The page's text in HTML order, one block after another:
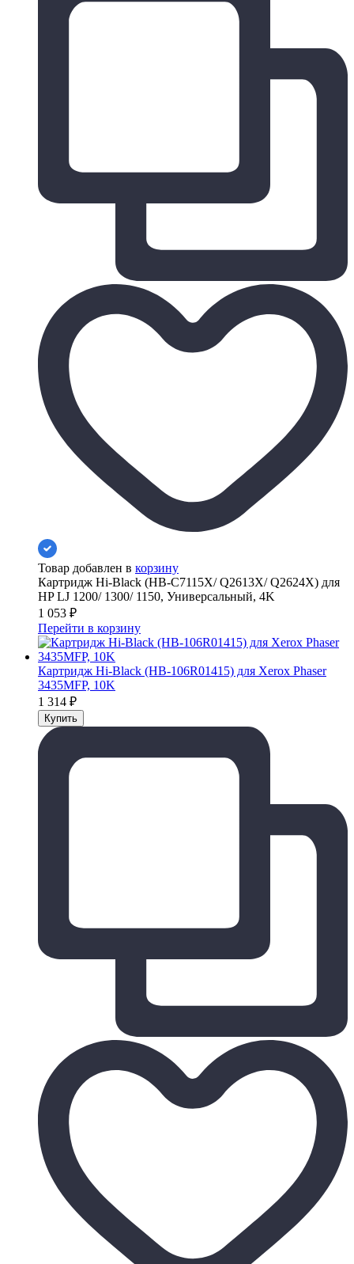
Товар добавлен в корзину
Картридж Hi-Black (HB-C7115X/ Q2613X/ Q2624X) для
HP LJ 1200/ 1300/ 1150, Универсальный, 4K
1 053 ₽
Перейти в корзину
Картридж Hi-Black (HB-106R01415) для Xerox Phaser
3435MFP, 10K
1 314 ₽